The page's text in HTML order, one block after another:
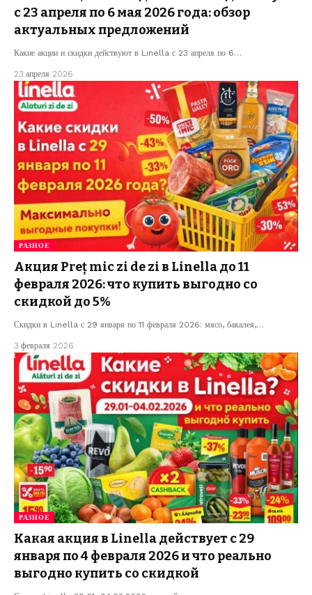
с 23 апреля по 6 мая 2026 года: обзор
актуальных предложений
Какие акции и скидки действуют в Linella с 23 апреля по 6…
23 апреля 2026
РАЗНОЕ
Акция Preț mic zi de zi в Linella до 11
февраля 2026: что купить выгодно со
скидкой до 5%
Скидки в Linella с 29 января по 11 февраля 2026: мясо, бакалея,…
3 февраля 2026
РАЗНОЕ
Какая акция в Linella действует с 29
января по 4 февраля 2026 и что реально
выгодно купить со скидкой